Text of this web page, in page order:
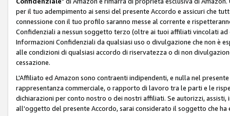
per il tuo adempimento ai sensi del presente Accordo e assicuri che
connessione con il tuo profilo saranno messe al corrente e
Confidenziali a nessun soggetto terzo (oltre ai tuoi affiliati vincolati
Informazioni Confidenziali da qualsiasi uso o divulgazione che non è
alle condizioni di qualsiasi accordo di riservatezza o di non
cessazione.
L'Affiliato ed Amazon sono contraenti indipendenti, e nulla nel
rappresentanza commerciale, o rapporto di lavoro tra le parti e le
dichiarazioni per conto nostro o dei nostri affiliati. Se autorizzi,
all'oggetto del presente Accordo, sarai considerato il soggetto che